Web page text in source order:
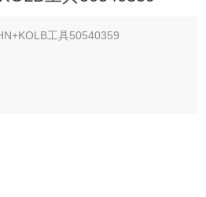
工具50540359
产品·仪器仪表及备品备件
100%原装正品，每个订单均可提